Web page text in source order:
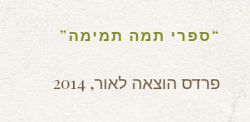
“ספרי תמה תמימה”
פרדס הוצאה לאור, 2014